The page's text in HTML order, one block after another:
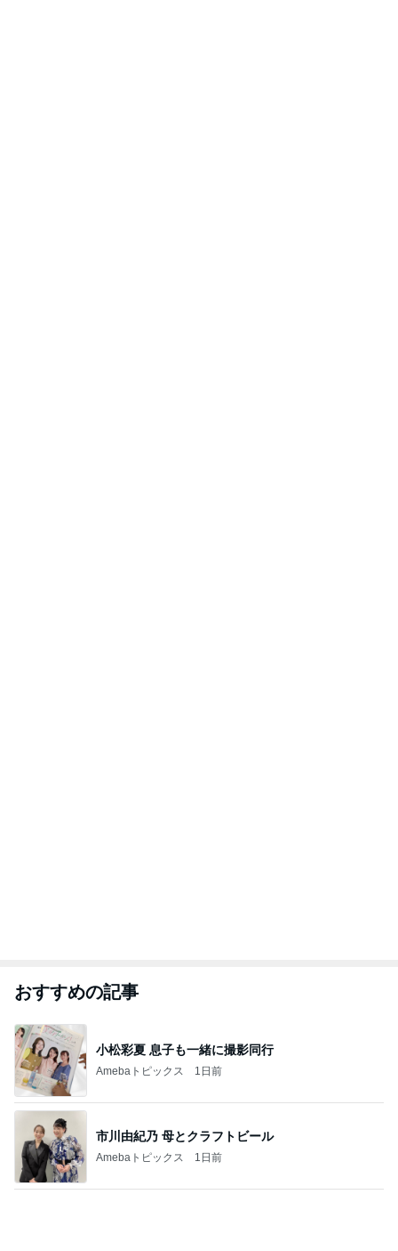
おすすめの記事
小松彩夏 息子も一緒に撮影同行
Amebaトピックス 1日前
市川由紀乃 母とクラフトビール
Amebaトピックス 1日前